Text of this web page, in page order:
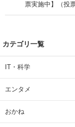
票実施中】（投
カテゴリ一覧
IT・科学
エンタメ
おかね